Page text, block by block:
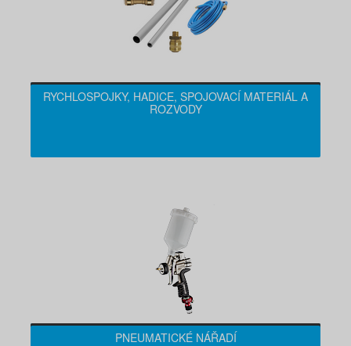
RYCHLOSPOJKY, HADICE, SPOJOVACÍ MATERIÁL A
ROZVODY
PNEUMATICKÉ NÁŘADÍ